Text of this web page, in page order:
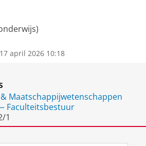
17 april 2026 10:18
Maatschappijwetenschappen
Faculteitsbestuur
1